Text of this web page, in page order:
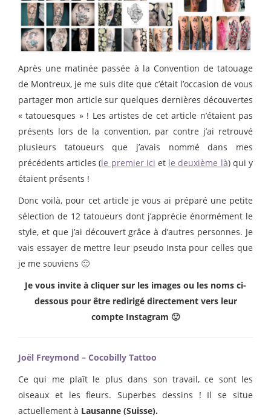
Après une matinée passée à la Convention de tatouage
de Montreux, je me suis dite que c’était l’occasion de vous
partager mon article sur quelques dernières découvertes
« tatouesques » ! Les artistes de cet article n’étaient pas
présents lors de la convention, par contre j’ai retrouvé
plusieurs tatoueurs que j’avais nommé dans mes
précédents articles (le premier ici et le deuxième là) qui y
étaient présents !
Donc voilà, pour cet article je vous ai préparé une petite
sélection de 12 tatoueurs dont j’apprécie énormément le
style, et que j’ai découvert grâce à d’autres personnes. Je
vais essayer de mettre leur pseudo Insta pour celles que
je me souviens 🙂
Je vous invite à cliquer sur les images ou les noms ci-
dessous pour être redirigé directement vers leur
compte Instagram 🙂
Joël Freymond – Cocobilly Tattoo
Ce qui me plaît le plus dans son travail, ce sont les
oiseaux et les fleurs. Superbes dessins ! Il se situe
actuellement à Lausanne (Suisse).